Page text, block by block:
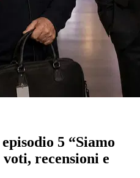
5 “Siamo
recensioni e